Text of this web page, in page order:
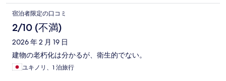
宿泊者限定の口コミ
2/10 (不満)
2026 年 2 月 19 日
建物の老朽化は分かるが、衛生的でない。
ユキノリ、1 泊旅行